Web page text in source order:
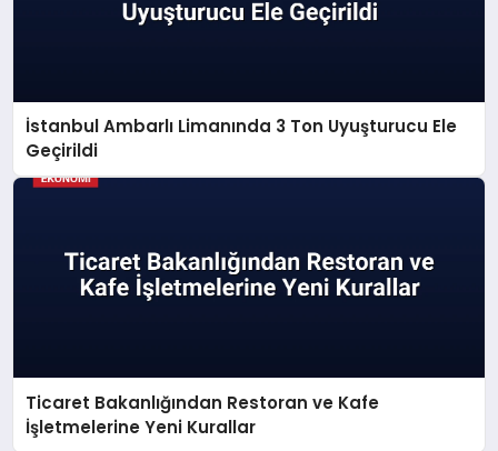
İstanbul Ambarlı Limanında 3 Ton Uyuşturucu Ele
Geçirildi
Ticaret Bakanlığından Restoran ve Kafe
İşletmelerine Yeni Kurallar